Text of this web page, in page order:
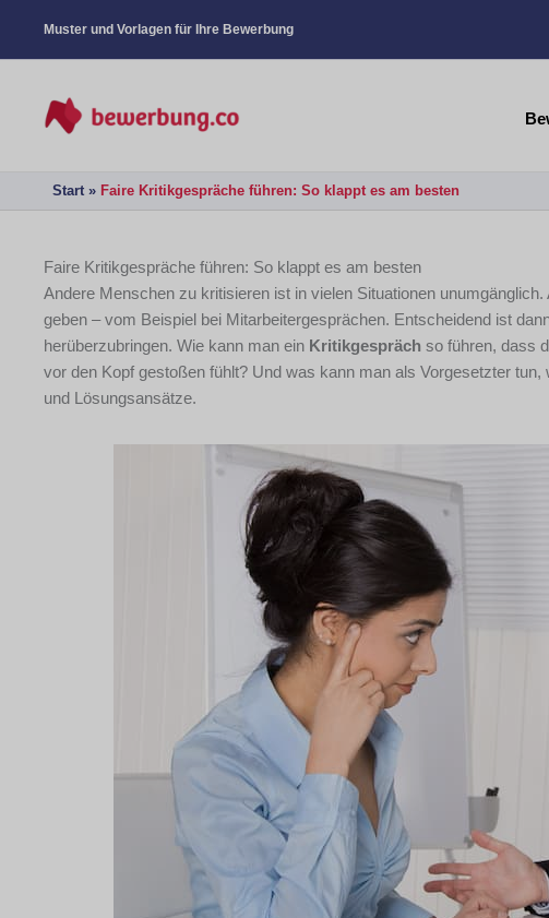
Muster und Vorlagen für Ihre Bewerbung
Start Faire Kritikgespräche führen: So klappt es am besten
Faire Kritikgespräche führen: So klappt es am besten
Andere Menschen zu kritisieren ist in vielen Situationen
geben – vom Beispiel bei Mitarbeitergesprächen. Entscheidend ist
herüberzubringen. Wie kann man ein Kritikgespräch so führen, dass
vor den Kopf gestoßen fühlt? Und was kann man als Vorgesetzter
und Lösungsansätze.